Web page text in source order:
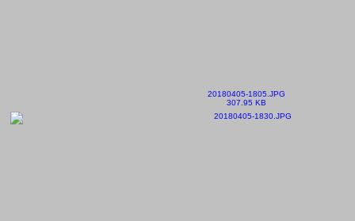
20180405-1805.JPG
307.95 KB